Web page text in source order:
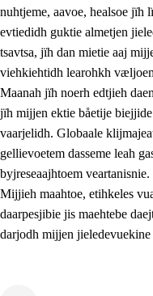
1. Lïerehtimmien
1.1 Almetjeaarvoe
1.2 Identiteete jïh
1.3 Laejhtehks
1.4
Eatnemem
1.6 Demokratije jïh
nuhtjeme, aavoe, healsoe jïh
evtiedidh guktie almetjen
tsavtsa, jïh dan mietie aaj
viehkiehtidh learohkh
Maanah jïh noerh edtjieh
jïh mijjen ektie båetije
vaarjelidh. Globaale
gellievoetem dasseme leah
byjreseaajhtoem
Mijjieh maahtoe, etihkeles
daarpesjibie jis maehtebe
darjodh mijjen